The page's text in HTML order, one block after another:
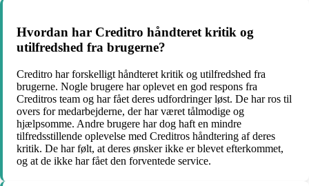
Hvordan har Creditro håndteret kritik og
utilfredshed fra brugerne?
Creditro har forskelligt håndteret kritik og utilfredshed fra
brugerne. Nogle brugere har oplevet en god respons fra
Creditros team og har fået deres udfordringer løst. De har ros til
overs for medarbejderne, der har været tålmodige og
hjælpsomme. Andre brugere har dog haft en mindre
tilfredsstillende oplevelse med Creditros håndtering af deres
kritik. De har følt, at deres ønsker ikke er blevet efterkommet,
og at de ikke har fået den forventede service.